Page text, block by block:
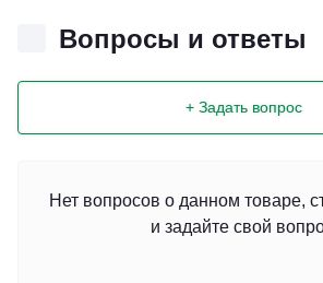
Вопросы и ответы
+ Задать вопрос
Нет вопросов о данном товаре,
и задайте свой